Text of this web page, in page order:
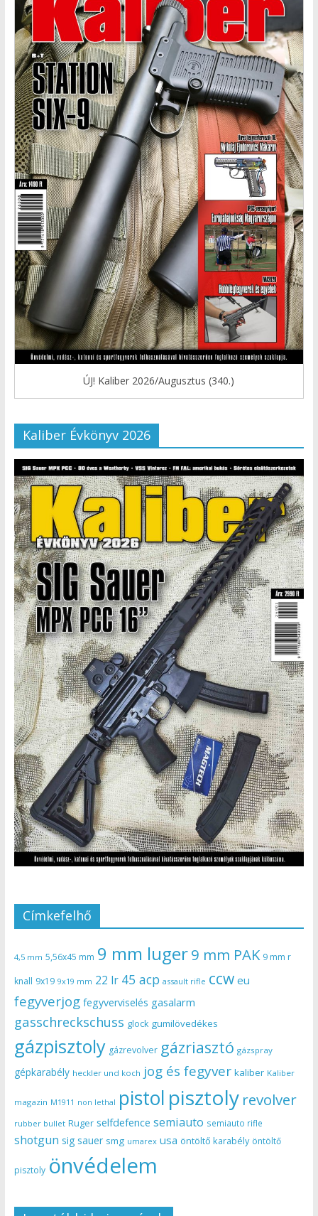
ÚJ! Kaliber 2026/Augusztus (340.)
Kaliber Évkönyv 2026
Címkefelhő
4,5 mm 5,56x45 mm 9 mm luger9 mm PAK 9 mm r
knall 9x19 9x19 mm 22 lr 45 acp assault rifle ccw eu
fegyverjog fegyverviselés gasalarm
gasschreckschuss glock gumilövedékes
gázpisztoly gázrevolver gázriasztó gázspray
gépkarabély heckler und koch jog és fegyver kaliber Kaliber
magazin M1911 non lethal pistol pisztoly revolver
rubber bullet Ruger selfdefence semiauto semiauto rifle
shotgun sig sauer smg umarex usa öntöltő karabély öntöltő
pisztoly önvédelem